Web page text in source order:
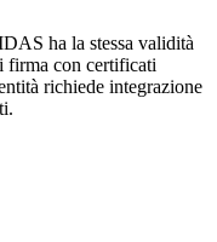
ha la stessa validità
firma con certificati
richiede integrazione